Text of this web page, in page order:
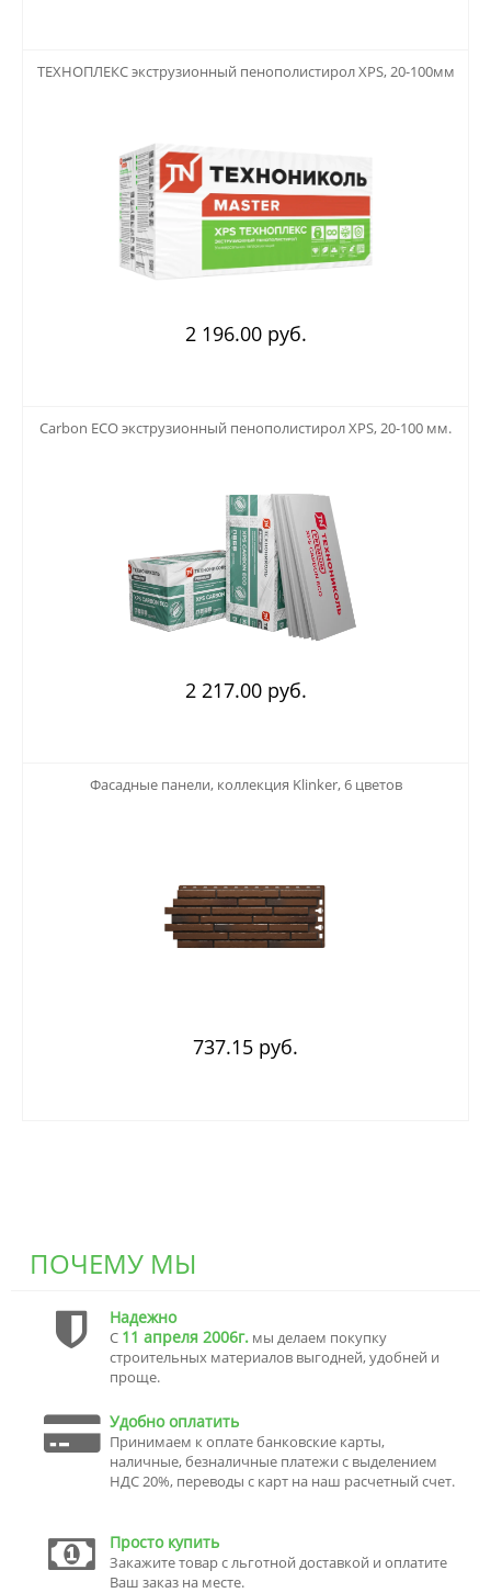
ТЕХНОПЛЕКС экструзионный пенополистирол XPS, 20-100мм
2 196.00 руб.
Carbon ECO экструзионный пенополистирол XPS, 20-100 мм.
2 217.00 руб.
Фасадные панели, коллекция Klinker, 6 цветов
737.15 руб.
ПОЧЕМУ МЫ
Надежно
С 11 апреля 2006г. мы делаем покупку
строительных материалов выгодней, удобней и
проще.
Удобно оплатить
Принимаем к оплате банковские карты,
наличные, безналичные платежи с выделением
НДС 20%, переводы с карт на наш расчетный счет.
Просто купить
Закажите товар с льготной доставкой и оплатите
Ваш заказ на месте.